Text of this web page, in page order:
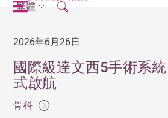
繁體
2026年6月26日
國際級達文西5手術系
式啟航
骨科